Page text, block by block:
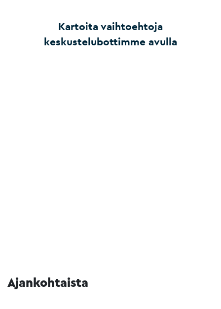
Kartoita vaihtoehtoja
keskustelubottimme avulla
Ajankohtaista